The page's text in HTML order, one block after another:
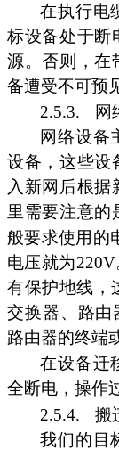
在执行电
标设备处于断
源。否则，在
备遭受不可预
2.5.3.
网
网络设备
设备，这些设
入新网后根
里需要注意的
般要求使用的
电压就为
有保护地线，
交换器、路由
路由器的终端
在设备迁
全断电，操作
2.5.4.
搬
我们的目